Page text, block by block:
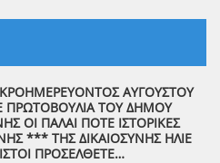
ΑΥΓΟΥΣΤΟΥ
ΠΡΩΤΟΒΟΥΛΙΑ ΤΟΥ ΔΗΜΟΥ
ΟΙ ΠΑΛΑΙ ΠΟΤΕ ΙΣΤΟΡΙΚΕΣ
*** ΤΗΣ ΔΙΚΑΙΟΣΥΝΗΣ ΗΛΙΕ
ΠΡΟΣΕΛΘΕΤΕ…